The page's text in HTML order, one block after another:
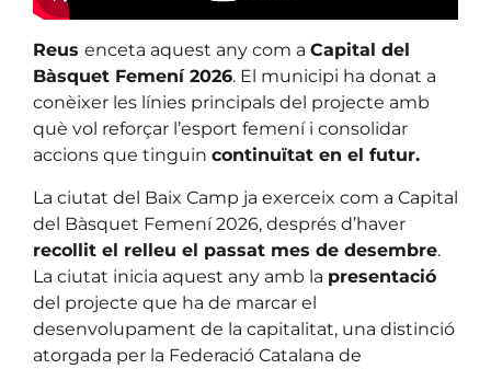
Reus enceta aquest any com a Capital del
Bàsquet Femení 2026. El municipi ha donat a
conèixer les línies principals del projecte amb
què vol reforçar l’esport femení i consolidar
accions que tinguin continuïtat en el futur.
La ciutat del Baix Camp ja exerceix com a Capital
del Bàsquet Femení 2026, després d’haver
recollit el relleu el passat mes de desembre.
La ciutat inicia aquest any amb la presentació
del projecte que ha de marcar el
desenvolupament de la capitalitat, una distinció
atorgada per la Federació Catalana de